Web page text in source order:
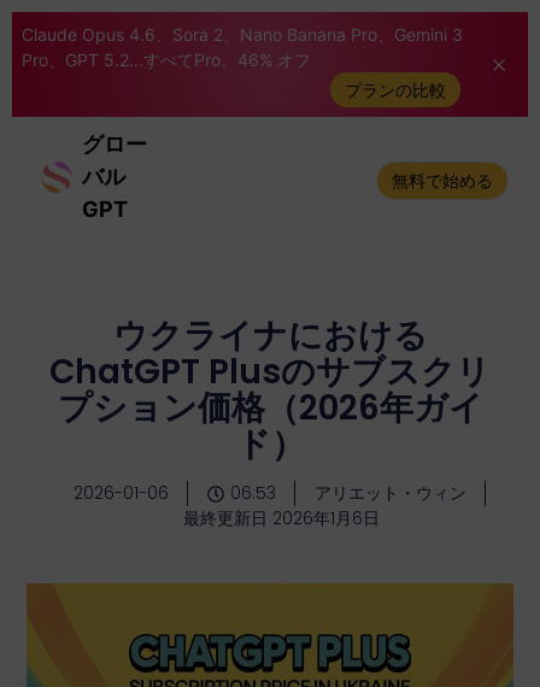
Claude Opus 4.6、Sora 2、Nano Banana Pro、Gemini 3
Pro、GPT 5.2...すべてPro。46% オフ
プランの比較
グロー
バル
GPT
無料で始める
ウクライナにおける
ChatGPT Plusのサブスクリ
プション価格（2026年ガイ
ド）
2026-01-06 06:53
アリエット・ウィン
最終更新日 2026年1月6日